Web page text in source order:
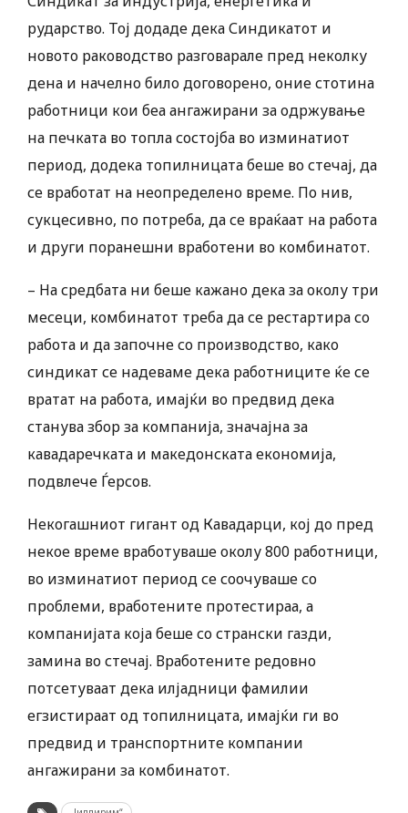
рударство. Тој додаде дека Синдикатот и
новото раководство разговарале пред неколку
дена и начелно било договорено, оние стотина
работници кои беа ангажирани за одржување
на печката во топла состојба во изминатиот
период, додека топилницата беше во стечај, да
се вработат на неопределено време. По нив,
сукцесивно, по потреба, да се враќаат на работа
и други поранешни вработени во комбинатот.
– На средбата ни беше кажано дека за околу три
месеци, комбинатот треба да се рестартира со
работа и да започне со производство, како
синдикат се надеваме дека работниците ќе се
вратат на работа, имајќи во предвид дека
станува збор за компанија, значајна за
кавадаречката и македонската економија,
подвлече Ѓерсов.
Некогашниот гигант од Кавадарци, кој до пред
некое време вработуваше околу 800 работници,
во изминатиот период се соочуваше со
проблеми, вработените протестираа, а
компанијата која беше со странски газди,
замина во стечај. Вработените редовно
потсетуваат дека илјадници фамилии
егзистираат од топилницата, имајќи ги во
предвид и транспортните компании
ангажирани за комбинатот.